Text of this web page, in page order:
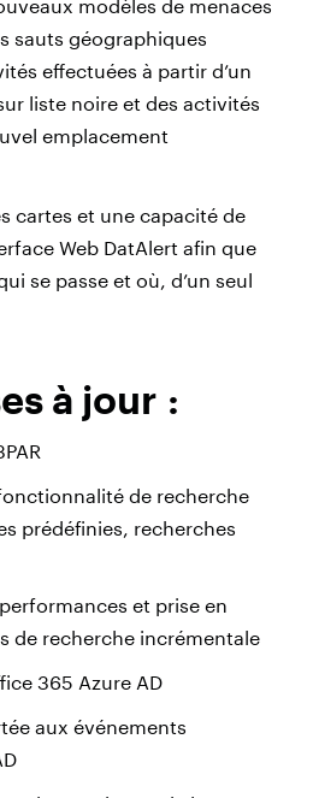
modèles de menaces
sauts géographiques
effectuées à partir d’un
liste noire et des activités
emplacement
cartes et une capacité de
Web DatAlert afin que
se passe et où, d’un seul
à jour :
de recherche
prédéfinies, recherches
et prise en
de recherche incrémentale
365 Azure AD
aux événements